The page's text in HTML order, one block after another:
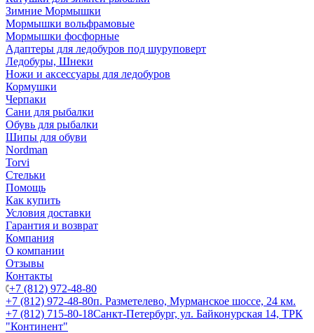
Зимние Мормышки
Мормышки вольфрамовые
Мормышки фосфорные
Адаптеры для ледобуров под шуруповерт
Ледобуры, Шнеки
Ножи и аксессуары для ледобуров
Кормушки
Черпаки
Сани для рыбалки
Обувь для рыбалки
Шипы для обуви
Nordman
Torvi
Стельки
Помощь
Как купить
Условия доставки
Гарантия и возврат
Компания
О компании
Отзывы
Контакты
+7 (812) 972-48-80
+7 (812) 972-48-80п. Разметелево, Мурманское шоссе, 24 км.
+7 (812) 715-80-18Санкт-Петербург, ул. Байконурская 14, ТРК
"Континент"